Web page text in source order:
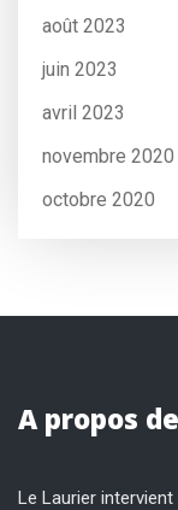
août 2023
juin 2023
avril 2023
novembre 2020
octobre 2020
A propos
Le Laurier